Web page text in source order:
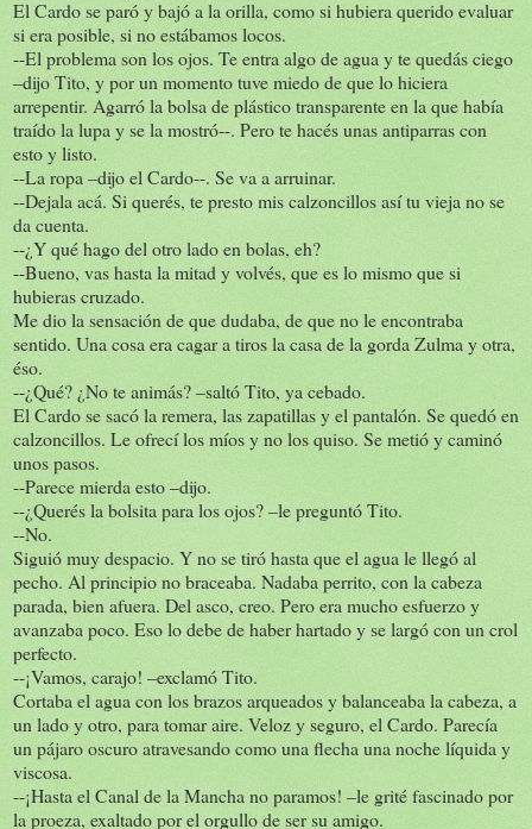
El Cardo se paró y bajó a la orilla, como si hubiera querido evaluar
si era posible, si no estábamos locos.
--El problema son los ojos. Te entra algo de agua y te quedás ciego
–dijo Tito, y por un momento tuve miedo de que lo hiciera
arrepentir. Agarró la bolsa de plástico transparente en la que había
traído la lupa y se la mostró--. Pero te hacés unas antiparras con
esto y listo.
--La ropa –dijo el Cardo--. Se va a arruinar.
--Dejala acá. Si querés, te presto mis calzoncillos así tu vieja no se
da cuenta.
--¿Y qué hago del otro lado en bolas, eh?
--Bueno, vas hasta la mitad y volvés, que es lo mismo que si
hubieras cruzado.
Me dio la sensación de que dudaba, de que no le encontraba
sentido. Una cosa era cagar a tiros la casa de la gorda Zulma y otra,
éso.
--¿Qué? ¿No te animás? –saltó Tito, ya cebado.
El Cardo se sacó la remera, las zapatillas y el pantalón. Se quedó en
calzoncillos. Le ofrecí los míos y no los quiso. Se metió y caminó
unos pasos.
--Parece mierda esto –dijo.
--¿Querés la bolsita para los ojos? –le preguntó Tito.
--No.
Siguió muy despacio. Y no se tiró hasta que el agua le llegó al
pecho. Al principio no braceaba. Nadaba perrito, con la cabeza
parada, bien afuera. Del asco, creo. Pero era mucho esfuerzo y
avanzaba poco. Eso lo debe de haber hartado y se largó con un crol
perfecto.
--¡Vamos, carajo! –exclamó Tito.
Cortaba el agua con los brazos arqueados y balanceaba la cabeza, a
un lado y otro, para tomar aire. Veloz y seguro, el Cardo. Parecía
un pájaro oscuro atravesando como una flecha una noche líquida y
viscosa.
--¡Hasta el Canal de la Mancha no paramos! –le grité fascinado por
la proeza, exaltado por el orgullo de ser su amigo.